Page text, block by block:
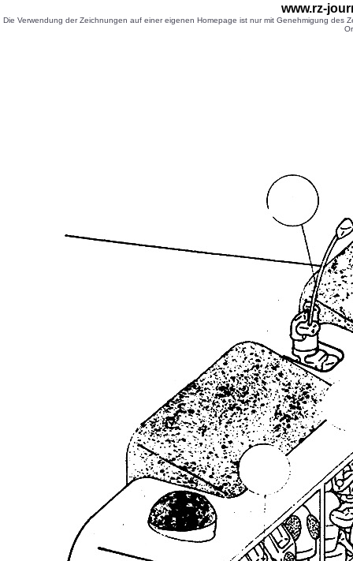
www.rz-
Die Verwendung der Zeichnungen auf einer eigenen Homepage ist nur mit Genehmigung